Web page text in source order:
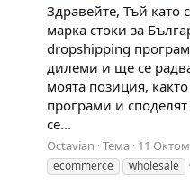
Здравейте, Тъй като
марка стоки за
dropshipping
дилеми и ще се
моята позиция,
програми и
се...
Octavian Тема 11
ecommerce
wholesale